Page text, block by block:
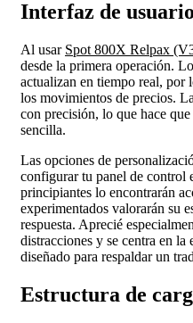
Interfaz de usuario
Al usar Spot 800X Relpax
desde la primera operación.
actualizan en tiempo real, por
los movimientos de precios.
con precisión, lo que hace
sencilla.
Las opciones de
configurar tu panel de control
principiantes lo encontrarán
experimentados valorarán su
respuesta. Aprecié
distracciones y se centra en la
diseñado para respaldar un
Estructura de